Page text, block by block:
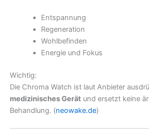
Entspannung
Regeneration
Wohlbefinden
Energie und Fokus
Wichtig:
Die Chroma Watch ist laut Anbieter
medizinisches Gerät und ersetzt keine
Behandlung. (neowake.de)